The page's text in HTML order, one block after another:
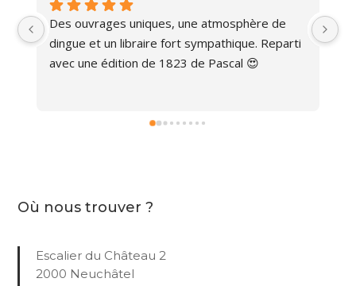
Des ouvrages uniques, une atmosphère de
dingue et un libraire fort sympathique. Reparti
avec une édition de 1823 de Pascal 😍
Où nous trouver ?
Escalier du Château 2
2000 Neuchâtel